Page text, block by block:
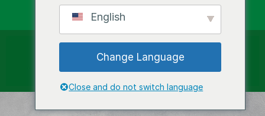
English
Change Language
Close and do not switch language